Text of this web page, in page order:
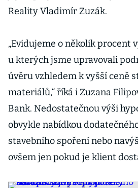
Reality Vladimír Zuzák.
„Evidujeme o několik procent
u kterých jsme upravovali
úvěru vzhledem k vyšší ceně
materiálů,“ říká i Zuzana
Bank. Nedostatečnou výši
obvykle nabídkou
stavebního spoření nebo
ovšem jen pokud je klient